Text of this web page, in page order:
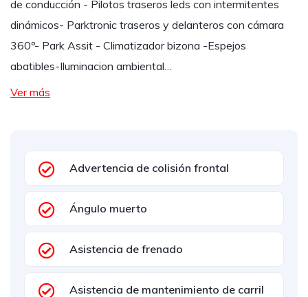
de conducción - Pilotos traseros leds con intermitentes
dinámicos- Parktronic traseros y delanteros con cámara
360º- Park Assit - Climatizador bizona -Espejos
abatibles-Iluminacion ambiental…
Ver más
Advertencia de colisión frontal
Ángulo muerto
Asistencia de frenado
Asistencia de mantenimiento de carril